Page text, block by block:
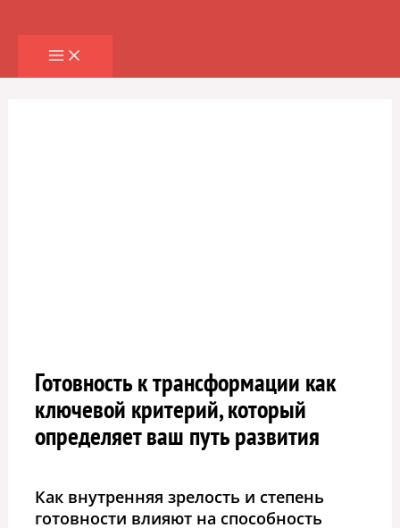
содержимому
Готовность к трансформации как
ключевой критерий, который
определяет ваш путь развития
Как внутренняя зрелость и степень
готовности влияют на способность